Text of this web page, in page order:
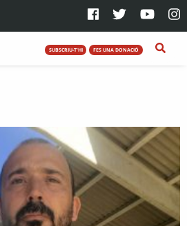
SUBSCRIU-T'HI FES UNA DONACIÓ